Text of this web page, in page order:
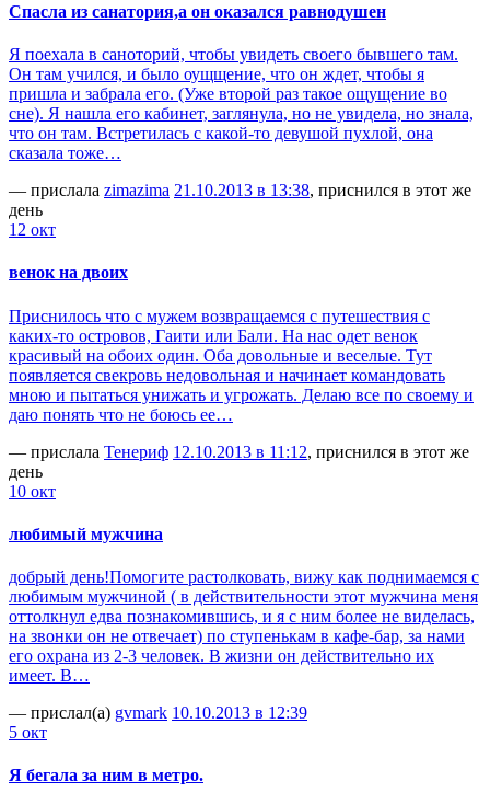
Спасла из санатория,а он оказался равнодушен
Я поехала в саноторий, чтобы увидеть своего бывшего там.
Он там учился, и было оущщение, что он ждет, чтобы я
пришла и забрала его. (Уже второй раз такое ощущение во
сне). Я нашла его кабинет, заглянула, но не увидела, но знала,
что он там. Встретилась с какой-то девушой пухлой, она
сказала тоже…
— прислала zimazima 21.10.2013 в 13:38, приснился в этот же
день
12 окт
венок на двоих
Приснилось что с мужем возвращаемся с путешествия с
каких-то островов, Гаити или Бали. На нас одет венок
красивый на обоих один. Оба довольные и веселые. Тут
появляется свекровь недовольная и начинает командовать
мною и пытаться унижать и угрожать. Делаю все по своему и
даю понять что не боюсь ее…
— прислала Тенериф 12.10.2013 в 11:12, приснился в этот же
день
10 окт
любимый мужчина
добрый день!Помогите растолковать, вижу как поднимаемся с
любимым мужчиной ( в действительности этот мужчина меня
оттолкнул едва познакомившись, и я с ним более не виделась,
на звонки он не отвечает) по ступенькам в кафе-бар, за нами
его охрана из 2-3 человек. В жизни он действительно их
имеет. В…
— прислал(а) gvmark 10.10.2013 в 12:39
5 окт
Я бегала за ним в метро.